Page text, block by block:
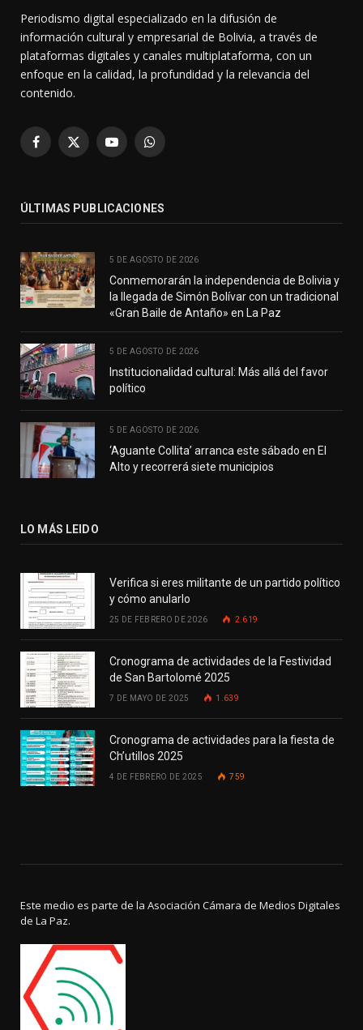
Periodismo digital especializado en la difusión de
información cultural y empresarial de Bolivia, a través de
plataformas digitales y canales multiplataforma, con un
enfoque en la calidad, la profundidad y la relevancia del
contenido.
Facebook
X
YouTubeWhatsApp
ÚLTIMAS PUBLICACIONES
5 DE AGOSTO DE 2026
Conmemorarán la independencia de Bolivia y
la llegada de Simón Bolívar con un tradicional
«Gran Baile de Antaño» en La Paz
5 DE AGOSTO DE 2026
Institucionalidad cultural: Más allá del favor
político
5 DE AGOSTO DE 2026
‘Aguante Collita’ arranca este sábado en El
Alto y recorrerá siete municipios
LO MÁS LEIDO
Verifica si eres militante de un partido político
y cómo anularlo
25 DE FEBRERO DE 2026 2.619
Cronograma de actividades de la Festividad
de San Bartolomé 2025
7 DE MAYO DE 2025 1.639
Cronograma de actividades para la fiesta de
Ch’utillos 2025
4 DE FEBRERO DE 2025 759
Este medio es parte de la Asociación Cámara de Medios Digitales
de La Paz.